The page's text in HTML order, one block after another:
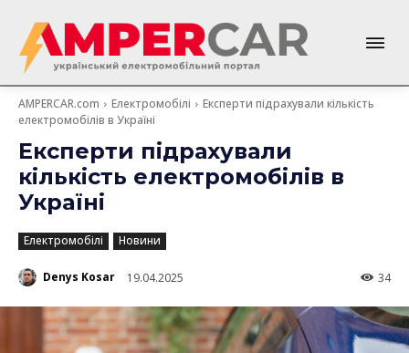
AMPERCAR.com Електромобілі
Експерти підрахували кількість
електромобілів в Україні
Експерти підрахували
кількість електромобілів в
Україні
Електромобілі Новини
Denys Kosar 19.04.2025 34